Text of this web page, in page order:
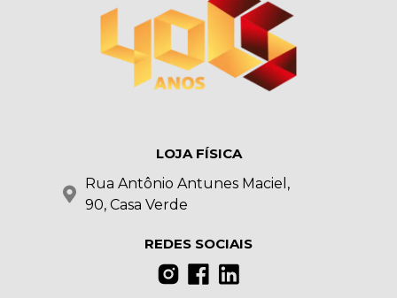
LOJA FÍSICA
Rua Antônio Antunes Maciel,
90, Casa Verde
REDES SOCIAIS